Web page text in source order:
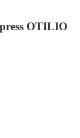
OTILIO